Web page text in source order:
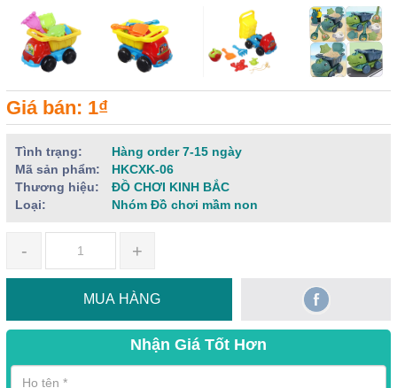
Giá bán: 1₫
Tình trạng:
Hàng order 7-15 ngày
Mã sản phẩm:
HKCXK-06
Thương hiệu:
ĐỒ CHƠI KINH BẮC
Loại:
Nhóm Đồ chơi mầm non
- +
MUA HÀNG
Nhận Giá Tốt Hơn